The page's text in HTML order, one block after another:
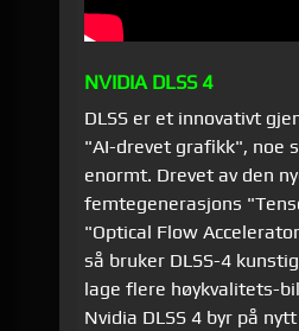
NVIDIA DLSS 4
DLSS er et innovativt
"AI-drevet grafikk", noe
enormt. Drevet av den
femtegenerasjons
"Optical Flow
så bruker DLSS-4
lage flere høykvalitets-
Nvidia DLSS 4 byr på